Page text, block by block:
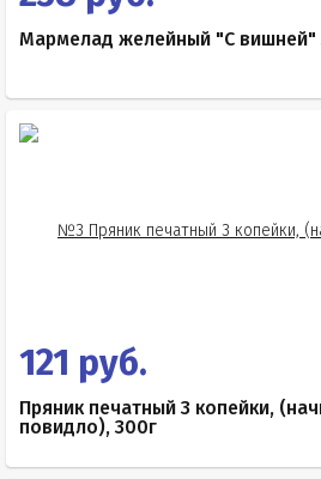
Мармелад желейный "С вишней"
121 руб.
Пряник печатный 3 копейки,
повидло), 300г